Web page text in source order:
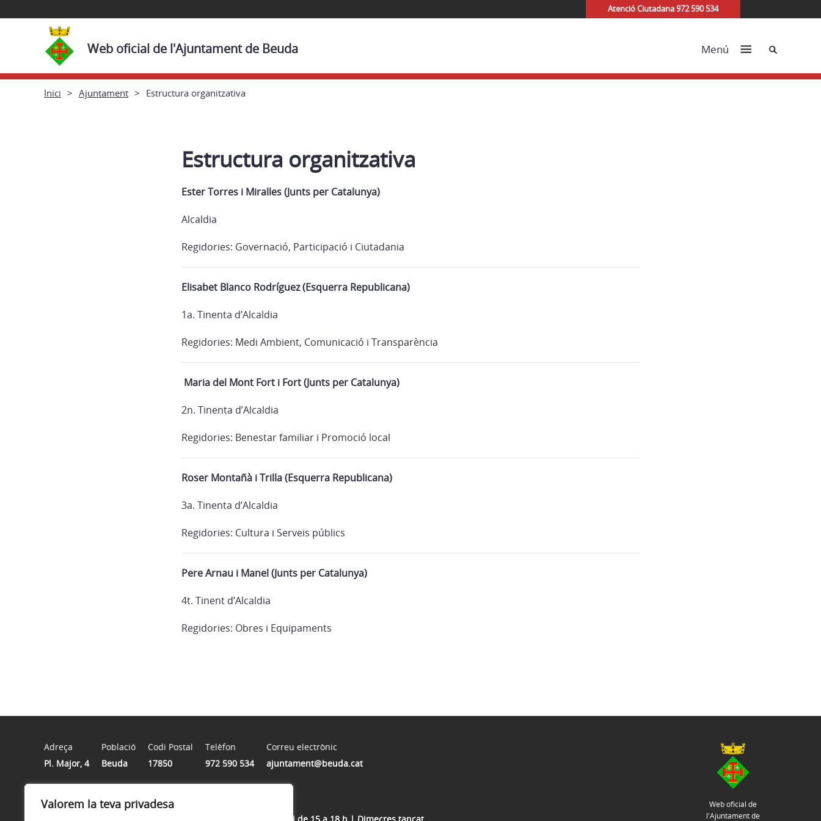
Valorem la teva privadesa
Atenció Ciutadana 972 590 534
Web oficial de l'Ajuntament de Beuda Menú Cerca
Inici Ajuntament Estructura organitzativa
Estructura organitzativa
Ester Torres i Miralles (Junts per Catalunya)
Alcaldia
Regidories: Governació, Participació i Ciutadania
Elisabet Blanco Rodríguez (Esquerra Republicana)
1a. Tinenta d’Alcaldia
Regidories: Medi Ambient, Comunicació i Transparència
Maria del Mont Fort i Fort (Junts per Catalunya)
2n. Tinenta d’Alcaldia
Regidories: Benestar familiar i Promoció local
Roser Montañà i Trilla (Esquerra Republicana)
3a. Tinenta d’Alcaldia
Regidories: Cultura i Serveis públics
Pere Arnau i Manel (Junts per Catalunya)
4t. Tinent d’Alcaldia
Regidories: Obres i Equipaments
Adreça
Pl. Major, 4
Població
Beuda
Codi Postal
17850
Telèfon
972 590 534
Correu electrònic
ajuntament@beuda.cat
Horari
Web oficial de
l'Ajuntament de